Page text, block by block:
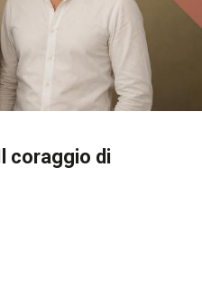
coraggio di